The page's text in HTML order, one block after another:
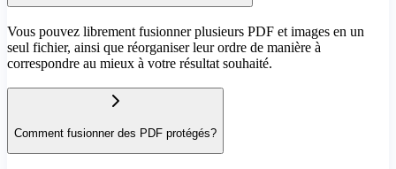
Vous pouvez librement fusionner plusieurs PDF et images en un
seul fichier, ainsi que réorganiser leur ordre de manière à
correspondre au mieux à votre résultat souhaité.
Comment fusionner des PDF protégés?